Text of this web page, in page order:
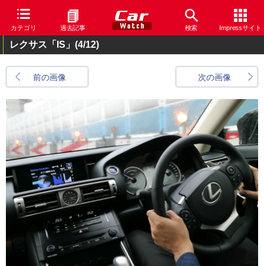
カテゴリ 過去記事 検索 Impressサイト
レクサス「IS」 (4/12)
前の画像 次の画像